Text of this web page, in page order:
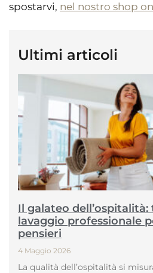
spostarvi, nel nostro shop
Ultimi articoli
Il galateo
lavaggio professionale
pensieri
4 Maggio 2026
La qualità dell’ospitalità si